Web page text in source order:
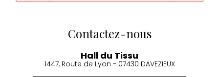
Contactez-nous
Hall du Tissu
1447, Route de Lyon - 07430 DAVEZIEUX